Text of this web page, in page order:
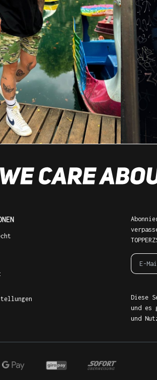
Diese
und es
und